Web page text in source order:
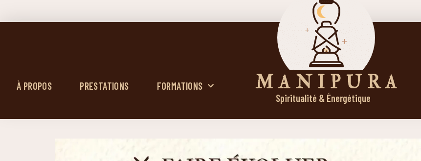
À PROPOS PRESTATIONS FORMATIONS M A N I P U R A
Spiritualité & Énergétique